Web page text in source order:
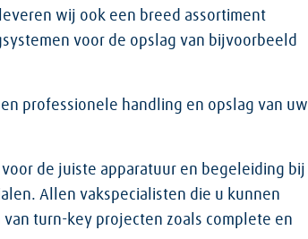
wij ook een breed assortiment
voor de opslag van bijvoorbeeld
professionele handling en opslag van uw
de juiste apparatuur en begeleiding bij
Allen vakspecialisten die u kunnen
turn-key projecten zoals complete en